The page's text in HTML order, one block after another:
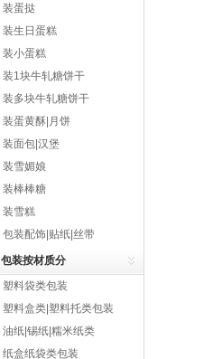
装蛋挞
装生日蛋糕
装小蛋糕
装1块牛轧糖饼干
装多块牛轧糖饼干
装蛋黄酥|月饼
装面包|汉堡
装雪媚娘
装棒棒糖
装雪糕
包装配饰|贴纸|丝带
包装按材质分
塑料袋类包装
塑料盒类|塑料托类包装
油纸|锡纸|糯米纸类
纸盒纸袋类包装